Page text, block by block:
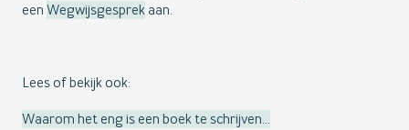
een Wegwijsgesprek aan.
Lees of bekijk ook:
Waarom het eng is een boek te schrijven...